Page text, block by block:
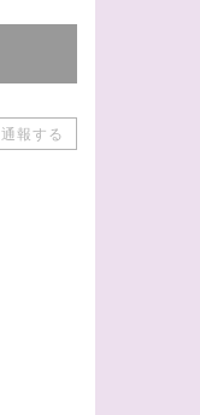
通報する